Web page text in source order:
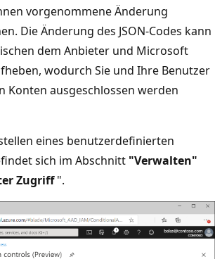
vorgenommene Änderung
Die Änderung des JSON-Codes kann
dem Anbieter und Microsoft
wodurch Sie und Ihre Benutzer
Konten ausgeschlossen werden
eines benutzerdefinierten
sich im Abschnitt "Verwalten"
Zugriff".